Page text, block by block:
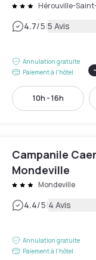
Hérouville-
4.7/5|5 Avis
Annulation gratuite
Paiement à l'hôtel
-
10h - 16h
Campanile
Mondeville
Mondeville
4.4/5|4 Avis
Annulation gratuite
Paiement à l'hôtel